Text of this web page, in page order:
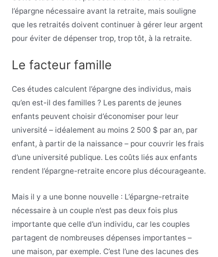
l’épargne nécessaire avant la retraite, mais souligne
que les retraités doivent continuer à gérer leur argent
pour éviter de dépenser trop, trop tôt, à la retraite.
Le facteur famille
Ces études calculent l’épargne des individus, mais
qu’en est-il des familles ? Les parents de jeunes
enfants peuvent choisir d’économiser pour leur
université – idéalement au moins 2 500 $ par an, par
enfant, à partir de la naissance – pour couvrir les frais
d’une université publique. Les coûts liés aux enfants
rendent l’épargne-retraite encore plus décourageante.
Mais il y a une bonne nouvelle : L’épargne-retraite
nécessaire à un couple n’est pas deux fois plus
importante que celle d’un individu, car les couples
partagent de nombreuses dépenses importantes –
une maison, par exemple. C’est l’une des lacunes des